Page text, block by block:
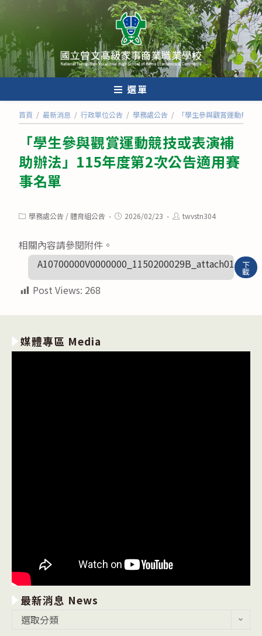
轉
至
主
要
內
選單
首頁 / 最新消息 / 行政單位公告 / 學務處公告 / 「學生參與觀賞運動競技
「學生參與觀賞運動競技或表演補
助辦法」115年度第2次公告適用賽
事名單
Post學務處公告 /體育組公告
Post2026/02/23
Posttwvstn304
相關內容請參閱附件。
A10700000V0000000_1150200029B_attach01
下
載
Post Views: 268
媒體專區 Media
最新消息 News
選取分類